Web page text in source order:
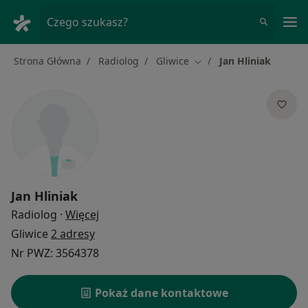
Czego szukasz?
Strona Główna Radiolog Gliwice Zmień miasto
Jan Hliniak
Jan Hliniak
Radiolog · Więcej
Gliwice 2 adresy
Nr PWZ: 3564378
Pokaż dane kontaktowe